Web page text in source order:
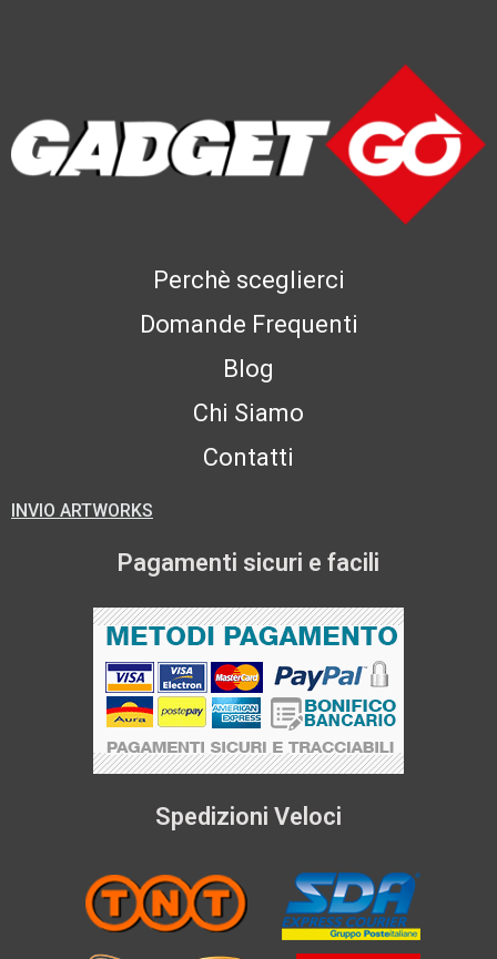
Perchè sceglierci
Domande Frequenti
Blog
Chi Siamo
Contatti
INVIO ARTWORKS
Pagamenti sicuri e facili
Spedizioni Veloci